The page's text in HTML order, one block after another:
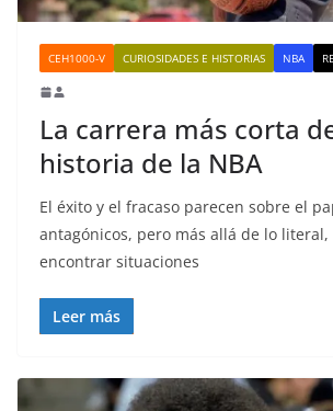
CEH1000-V CURIOSIDADES E HISTORIAS NBA
La carrera más corta
historia de la NBA
El éxito y el fracaso parecen sobre el
antagónicos, pero más allá de lo literal,
encontrar situaciones
Leer más